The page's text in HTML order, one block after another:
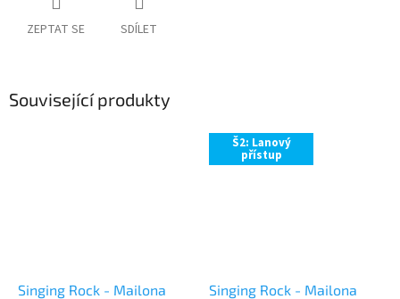
ZEPTAT SE SDÍLET
Související produkty
Singing Rock - Mailona
Š2: Lanový
přístup
Singing Rock - Mailona